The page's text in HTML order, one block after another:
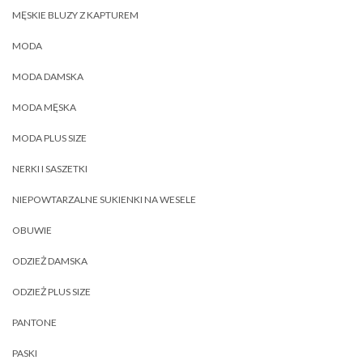
MĘSKIE BLUZY Z KAPTUREM
MODA
MODA DAMSKA
MODA MĘSKA
MODA PLUS SIZE
NERKI I SASZETKI
NIEPOWTARZALNE SUKIENKI NA WESELE
OBUWIE
ODZIEŻ DAMSKA
ODZIEŻ PLUS SIZE
PANTONE
PASKI